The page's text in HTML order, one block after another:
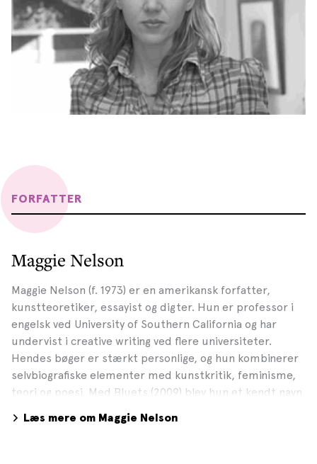
FORFATTER
Maggie Nelson
Maggie Nelson (f. 1973) er en amerikansk forfatter,
kunstteoretiker, essayist og digter. Hun er professor i
engelsk ved University of Southern California og har
undervist i creative writing ved flere universiteter.
Hendes bøger er stærkt personlige, og hun kombinerer
selvbiografiske elementer med kunstkritik, feminisme,
teori og poesi. Med Bluets (2009) blev hun et kendt navn
internationalt med den prisbelønnede Argonauterne (på
Læs mere om Maggie Nelson